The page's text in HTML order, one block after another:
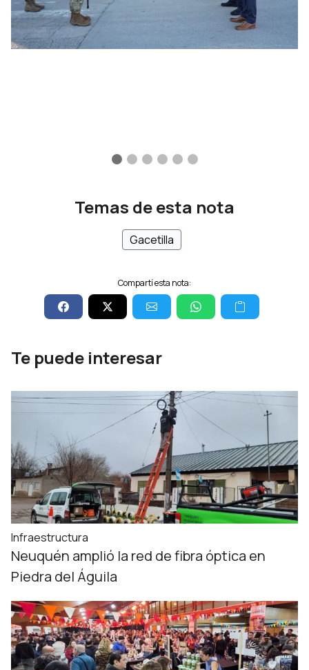
Temas de esta nota
Gacetilla
Compartí esta nota:
Te puede interesar
Infraestructura
Neuquén amplió la red de fibra óptica en
Piedra del Águila